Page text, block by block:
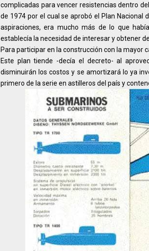
complicadas para vencer resistencias dentro
de 1974 por el cual se aprobó el Plan Nacional
aspiraciones, era mucho más de lo que
establecía la necesidad de interesar y obtener
Para participar en la construcción con la mayor
Este plan tiende -decía el decreto- al
disminuirán los costos y se amortizará lo ya
primero de la serie en astilleros del país y